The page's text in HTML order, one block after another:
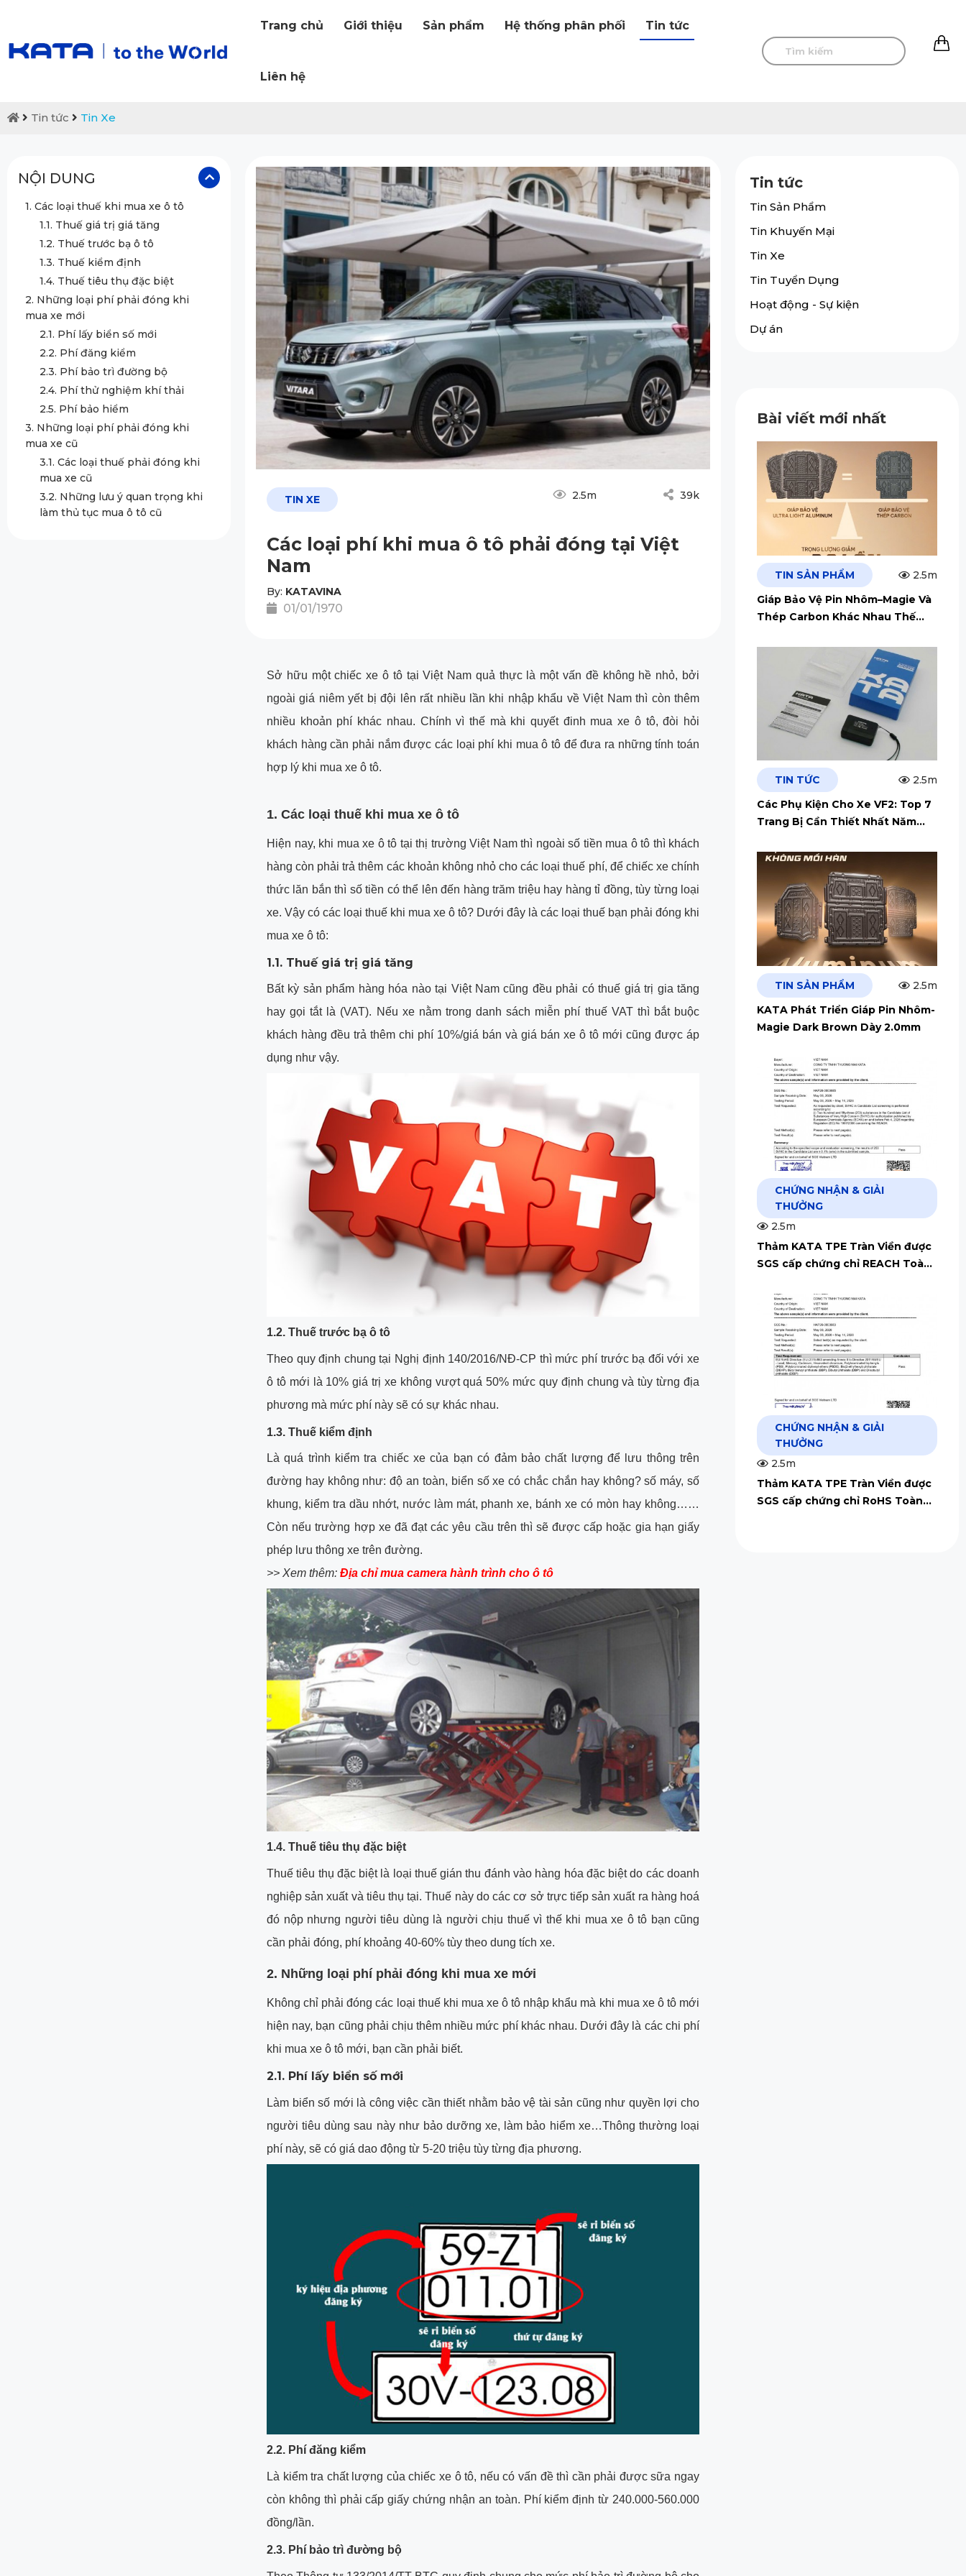
Trang chủ Giới thiệu Sản phẩm Hệ thống phân phối Tin tức
Liên hệ
Tin tức Tin Xe
NỘI DUNG
1. Các loại thuế khi mua xe ô tô
1.1. Thuế giá trị giá tăng
1.2. Thuế trước bạ ô tô
1.3. Thuế kiểm định
1.4. Thuế tiêu thụ đặc biệt
2. Những loại phí phải đóng khi
mua xe mới
2.1. Phí lấy biển số mới
2.2. Phí đăng kiểm
2.3. Phí bảo trì đường bộ
2.4. Phí thử nghiệm khí thải
2.5. Phí bảo hiểm
3. Những loại phí phải đóng khi
mua xe cũ
3.1. Các loại thuế phải đóng khi
mua xe cũ
3.2. Những lưu ý quan trọng khi
làm thủ tục mua ô tô cũ
TIN XE 2.5m 39k
Các loại phí khi mua ô tô phải đóng tại Việt
Nam
By: KATAVINA
01/01/1970
Sở hữu một chiếc xe ô tô tại Việt Nam quả thực là một vấn đề không hề nhỏ, bởi
ngoài giá niêm yết bị đội lên rất nhiều lần khi nhập khẩu về Việt Nam thì còn thêm
nhiều khoản phí khác nhau. Chính vì thế mà khi quyết đinh mua xe ô tô, đòi hỏi
khách hàng cần phải nắm được các loại phí khi mua ô tô để đưa ra những tính toán
hợp lý khi mua xe ô tô.
1. Các loại thuế khi mua xe ô tô
Hiện nay, khi mua xe ô tô tại thị trường Việt Nam thì ngoài số tiền mua ô tô thì khách
hàng còn phải trả thêm các khoản không nhỏ cho các loại thuế phí, để chiếc xe chính
thức lăn bắn thì số tiền có thể lên đến hàng trăm triệu hay hàng tỉ đồng, tùy từng loại
xe. Vậy có các loại thuế khi mua xe ô tô? Dưới đây là các loại thuế bạn phải đóng khi
mua xe ô tô:
1.1. Thuế giá trị giá tăng
Bất kỳ sản phẩm hàng hóa nào tại Việt Nam cũng đều phải có thuế giá trị gia tăng
hay gọi tắt là (VAT). Nếu xe nằm trong danh sách miễn phí thuế VAT thì bắt buộc
khách hàng đều trả thêm chi phí 10%/giá bán và giá bán xe ô tô mới cũng được áp
dụng như vậy.
1.2. Thuế trước bạ ô tô
Theo quy định chung tại Nghị định 140/2016/NĐ-CP thì mức phí trước bạ đối với xe
ô tô mới là 10% giá trị xe không vượt quá 50% mức quy định chung và tùy từng địa
phương mà mức phí này sẽ có sự khác nhau.
1.3. Thuế kiểm định
Là quá trình kiểm tra chiếc xe của bạn có đảm bảo chất lượng để lưu thông trên
đường hay không như: độ an toàn, biển số xe có chắc chắn hay không? số máy, số
khung, kiểm tra dầu nhớt, nước làm mát, phanh xe, bánh xe có mòn hay không……
Còn nếu trường hợp xe đã đạt các yêu cầu trên thì sẽ được cấp hoặc gia hạn giấy
phép lưu thông xe trên đường.
>> Xem thêm: Địa chỉ mua camera hành trình cho ô tô
1.4. Thuế tiêu thụ đặc biệt
Thuế tiêu thụ đặc biệt là loại thuế gián thu đánh vào hàng hóa đặc biệt do các doanh
nghiệp sản xuất và tiêu thụ tại. Thuế này do các cơ sở trực tiếp sản xuất ra hàng hoá
đó nộp nhưng người tiêu dùng là người chịu thuế vì thế khi mua xe ô tô bạn cũng
cần phải đóng, phí khoảng 40-60% tùy theo dung tích xe.
2. Những loại phí phải đóng khi mua xe mới
Không chỉ phải đóng các loại thuế khi mua xe ô tô nhập khẩu mà khi mua xe ô tô mới
hiện nay, bạn cũng phải chịu thêm nhiều mức phí khác nhau. Dưới đây là các chi phí
khi mua xe ô tô mới, bạn cần phải biết.
2.1. Phí lấy biển số mới
Làm biển số mới là công việc cần thiết nhằm bảo vệ tài sản cũng như quyền lợi cho
người tiêu dùng sau này như bảo dưỡng xe, làm bảo hiểm xe…Thông thường loại
phí này, sẽ có giá dao động từ 5-20 triệu tùy từng địa phương.
2.2. Phí đăng kiểm
Là kiểm tra chất lượng của chiếc xe ô tô, nếu có vấn đề thì cần phải được sữa ngay
còn không thì phải cấp giấy chứng nhận an toàn. Phí kiểm định từ 240.000-560.000
đồng/lần.
2.3. Phí bảo trì đường bộ
Tin tức
Tin Sản Phẩm
Tin Khuyến Mại
Tin Xe
Tin Tuyển Dụng
Hoạt động - Sự kiện
Dự án
Bài viết mới nhất
TIN SẢN PHẨM
2.5m
Giáp Bảo Vệ Pin Nhôm–Magie Và
Thép Carbon Khác Nhau Thế
TIN TỨC
2.5m
Các Phụ Kiện Cho Xe VF2: Top 7
Trang Bị Cần Thiết Nhất Năm
TIN SẢN PHẨM
2.5m
KATA Phát Triển Giáp Pin Nhôm-
Magie Dark Brown Dày 2.0mm
CHỨNG NHẬN & GIẢI
THƯỞNG
2.5m
Thảm KATA TPE Tràn Viền được
SGS cấp chứng chỉ REACH Toàn
CHỨNG NHẬN & GIẢI
THƯỞNG
2.5m
Thảm KATA TPE Tràn Viền được
SGS cấp chứng chỉ RoHS Toàn